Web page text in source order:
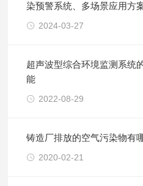
染预警系统、多场景应用方
2024-03-27
超声波型综合环境监测系统
能
2022-08-29
铸造厂排放的空气污染物有
2020-02-21